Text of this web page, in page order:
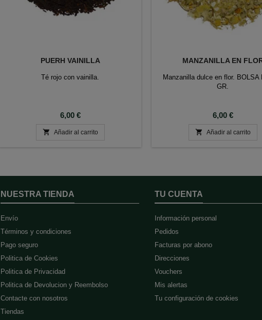
PUERH VAINILLA
Té rojo con vainilla.
Precio
6,00 €
 Añadir al carrito
MANZANILLA EN
Manzanilla dulce en flor. BOLSA
GR.
Precio
6,00 €
 Añadir al carrito
NUESTRA TIENDA
Envío
Términos y condiciones
Pago seguro
Politica de Cookies
Politica de Privacidad
Politica de Devolucion y Reembolso
Contacte con nosotros
Tiendas
TU CUENTA
Información personal
Pedidos
Facturas por abono
Direcciones
Vouchers
Mis alertas
Tu configuración de cookies